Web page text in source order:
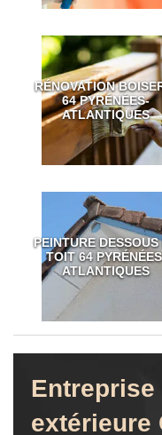
RÉNOVATION
64 PYRÉNÉES-
ATLANTIQUES
PEINTURE DESSOUS
TOIT 64
ATLANTIQUES
extérieure